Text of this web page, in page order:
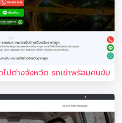
ปต่างจังหวัด รถเช่าพร้อมคนขับ